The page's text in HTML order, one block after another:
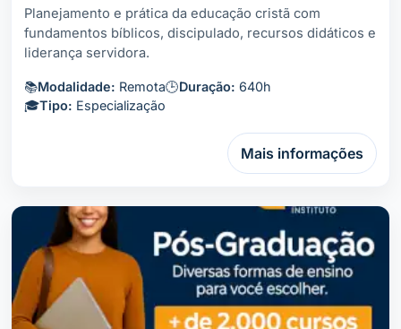
Planejamento e prática da educação cristã com
fundamentos bíblicos, discipulado, recursos didáticos e
liderança servidora.
📚Modalidade: Remota🕒Duração: 640h
🎓Tipo: Especialização
Mais informações